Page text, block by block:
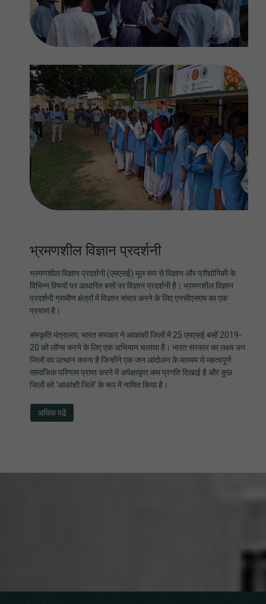
भ्रमणशील विज्ञान प्रदर्शनी
भ्रमणशील विज्ञान प्रदर्शनी (एमएसई) मूल रूप से विज्ञान और प्रौद्योगिकी के
विभिन्न विषयों पर आधारित बसों पर विज्ञान प्रदर्शनी है। भ्रमणशील विज्ञान
प्रदर्शनी ग्रामीण क्षेत्रों में विज्ञान संचार करने के लिए एनसीएसएम का एक
प्रयास है।
संस्कृति मंत्रालय, भारत सरकार ने आकांक्षी जिलों में 25 एमएसई बसों 2019-
20 को लॉन्च करने के लिए एक अभियान चलाया है। भारत सरकार का लक्ष्य उन
जिलों का उत्थान करना है जिन्होंने एक जन आंदोलन के माध्यम से महत्वपूर्ण
सामाजिक परिणाम प्राप्त करने में अपेक्षाकृत कम प्रगति दिखाई है और कुछ
जिलों को 'आकांक्षी जिले' के रूप में नामित किया है।
अधिक पढ़ें